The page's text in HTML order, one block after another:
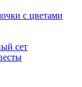
с цветами
сет